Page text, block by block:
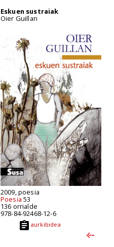
Eskuen sustraiak
Oier Guillan
2009, poesia
Poesia 53
136 orrialde
978-84-92468-12-6
aurkibidea